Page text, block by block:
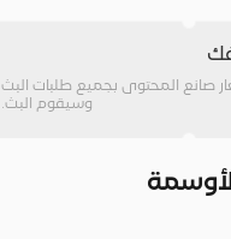
صانع المحتوى بجميع طلبات البث
وسيقوم البث.